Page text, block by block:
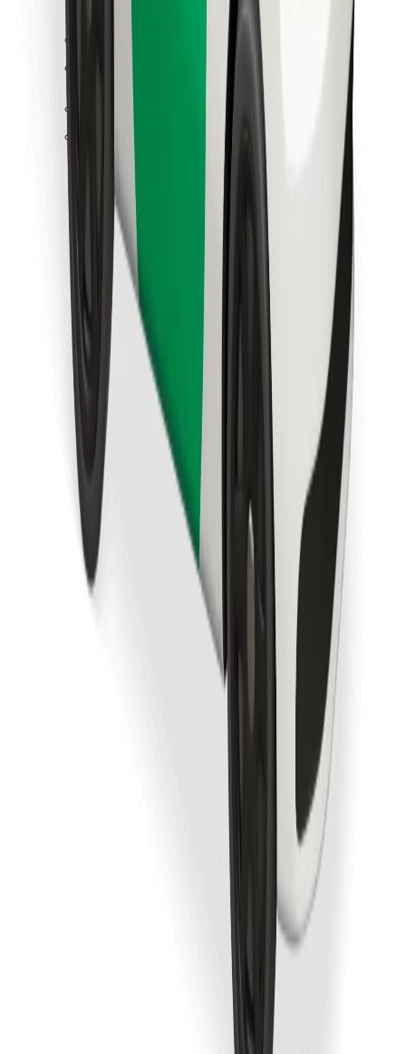
Saņem braucienu minūšu laikā!
Lejupielādē Bolt lietotni
Atrodi savas mīļākās maltītes!
Lejupielādē Bolt Food lietotni